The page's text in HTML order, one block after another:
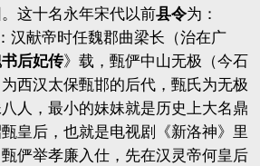
这十名永年宋代以前县令为：
汉献帝时任魏郡曲梁长（治在广
后妃传》载，甄俨中山无极（今石
西汉太保甄邯的后代，甄氏为无极
人，最小的妹妹就是历史上大名鼎
皇后，也就是电视剧《新洛神》里
俨举孝廉入仕，先在汉灵帝何皇后